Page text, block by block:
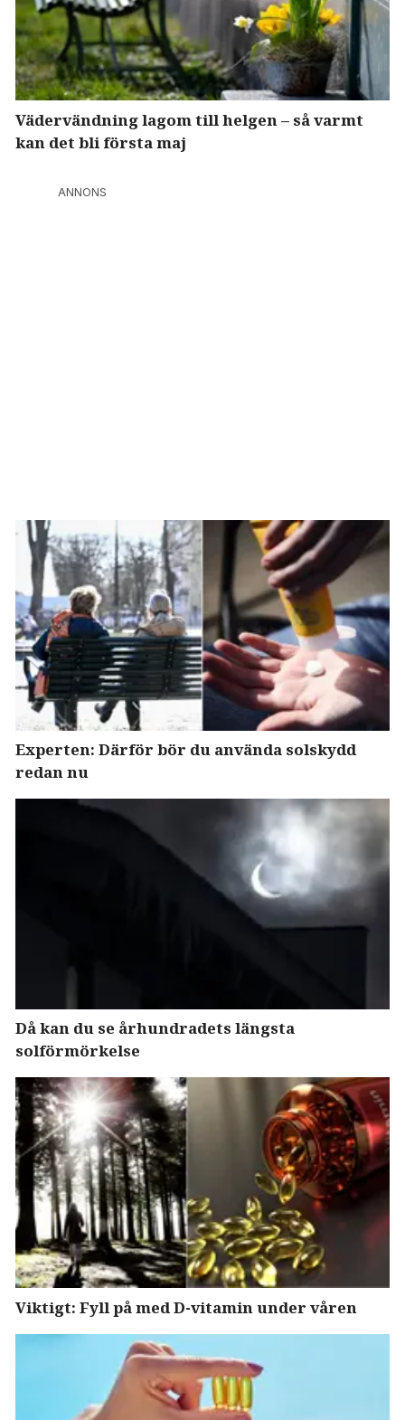
Vädervändning lagom till helgen – så varmt
kan det bli första maj
ANNONS
Experten: Därför bör du använda solskydd
redan nu
Då kan du se århundradets längsta
solförmörkelse
Viktigt: Fyll på med D-vitamin under våren